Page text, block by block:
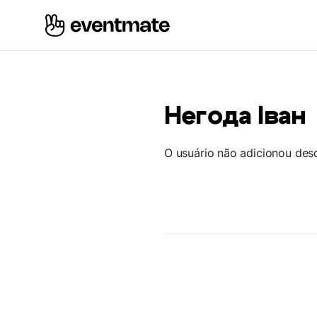
Негода Іван
O usuário não adicionou